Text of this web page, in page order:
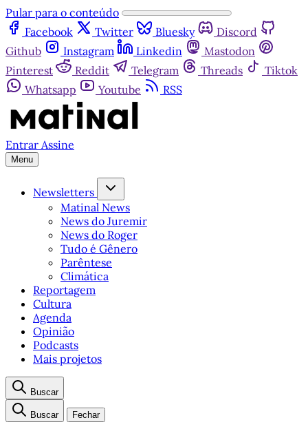
Pular para o conteúdo
Facebook
Twitter Bluesky
Discord
Github
Instagram Linkedin
Mastodon
Pinterest
Reddit Telegram Threads
Tiktok
Whatsapp
Youtube RSS
Entrar Assine
Menu
Newsletters
Matinal News
News do Juremir
News do Roger
Tudo é Gênero
Parêntese
Climática
Reportagem
Cultura
Agenda
Opinião
Podcasts
Mais projetos
Buscar
Buscar Fechar